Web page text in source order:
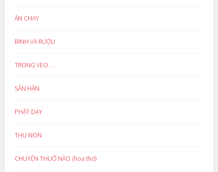
ĂN CHAY
BÌNH VÀ RƯỢU
TRONG VEO…
SÂN HẬN
PHẬT DẠY
THU NON
CHUYỆN THUỞ NÀO (hoạ thơ)